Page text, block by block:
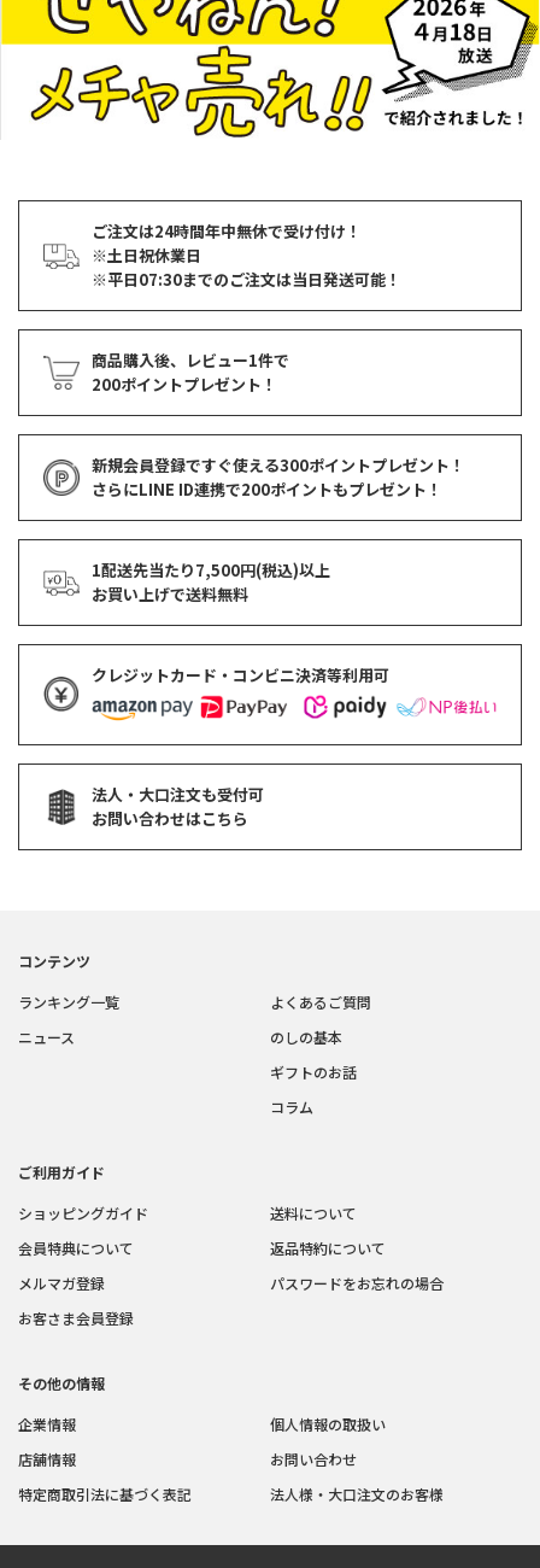
ご注文は24時間年中無休で受け付け！
※土日祝休業日
※平日07:30までのご注文は当日発送可能！
商品購入後、レビュー1件で
200ポイントプレゼント！
新規会員登録ですぐ使える300ポイントプレゼント！
さらにLINE ID連携で200ポイントもプレゼント！
1配送先当たり7,500円(税込)以上
お買い上げで送料無料
クレジットカード・コンビニ決済等利用可
法人・大口注文も受付可
お問い合わせはこちら
コンテンツ
ランキング一覧
ニュース
よくあるご質問
のしの基本
ギフトのお話
コラム
ご利用ガイド
ショッピングガイド
会員特典について
メルマガ登録
お客さま会員登録
送料について
返品特約について
パスワードをお忘れの場合
その他の情報
企業情報
店舗情報
特定商取引法に基づく表記
個人情報の取扱い
お問い合わせ
法人様・大口注文のお客様